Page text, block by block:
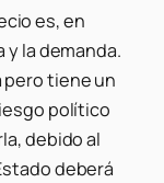
es, en
la demanda.
pero tiene un
político
debido al
deberá